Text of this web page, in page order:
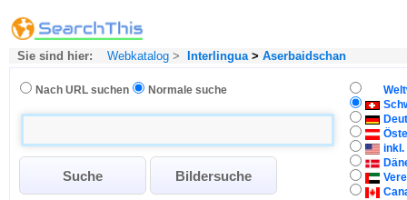
Sie sind hier: Webkatalog > Interlingua> Aserbaidschan
Nach URL suchen Normale suche
inkl.